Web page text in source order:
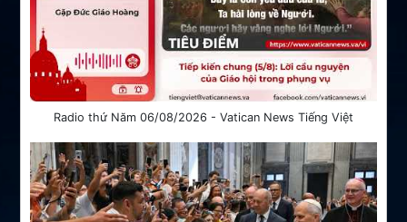
Radio thứ Năm 06/08/2026 - Vatican News Tiếng Việt